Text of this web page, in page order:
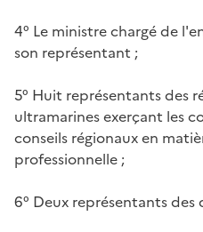
4° Le ministre chargé de
son représentant ;
5° Huit représentants des
ultramarines exerçant les
conseils régionaux en
professionnelle ;
6° Deux représentants